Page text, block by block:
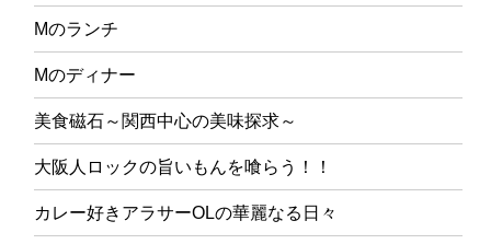
Mのランチ
Mのディナー
美食磁石～関西中心の美味探求～
大阪人ロックの旨いもんを喰らう！！
カレー好きアラサーOLの華麗なる日々